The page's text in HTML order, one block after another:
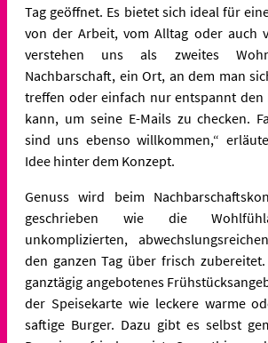
Tag geöffnet. Es bietet sich ideal für
von der Arbeit, vom Alltag oder auch
verstehen uns als zweites
Nachbarschaft, ein Ort, an dem man
treffen oder einfach nur entspannt den
kann, um seine E-Mails zu checken.
sind uns ebenso willkommen,“
Idee hinter dem Konzept.
Genuss wird beim
geschrieben wie die
unkomplizierten,
den ganzen Tag über frisch
ganztägig angebotenes
der Speisekarte wie leckere warme
saftige Burger. Dazu gibt es selbst